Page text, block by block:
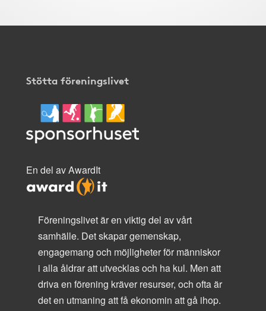
Stötta föreningslivet
En del av AwardIt
Föreningslivet är en viktig del av vårt
samhälle. Det skapar gemenskap,
engagemang och möjligheter för människor
i alla åldrar att utvecklas och ha kul. Men att
driva en förening kräver resurser, och ofta är
det en utmaning att få ekonomin att gå ihop.